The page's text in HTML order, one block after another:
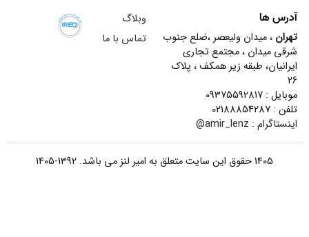
آدرس ها
تهران ، میدان ولیعصر ،ضلع جنوب
شرقی میدان ، مجتمع تجاری
ایرانیان، طبقه زیر همکف ، پلاک
26
موبایل : 09375592817
تلفن : 02188854287
اینستاگرام : amir_lenz@
وبلاگ
تماس با ما
1405 حقوق این سایت متعلق به امیر لنز می باشد. 1392-1405